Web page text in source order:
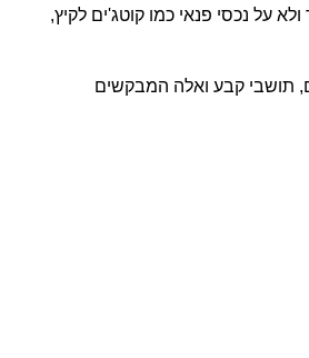
על נכסי פנאי כמו קוטג'ים לקיץ,
תושבי קבע ואלה המבקשים